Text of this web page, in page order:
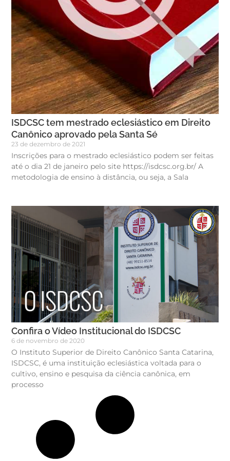
ISDCSC tem mestrado eclesiástico em Direito
Canônico aprovado pela Santa Sé
23 de dezembro de 2021
Inscrições para o mestrado eclesiástico podem ser feitas
até o dia 21 de janeiro pelo site https://isdcsc.org.br/ A
metodologia de ensino à distância, ou seja, a Sala
Confira o Vídeo Institucional do ISDCSC
6 de novembro de 2020
O Instituto Superior de Direito Canônico Santa Catarina,
ISDCSC, é uma instituição eclesiástica voltada para o
cultivo, ensino e pesquisa da ciência canônica, em
processo